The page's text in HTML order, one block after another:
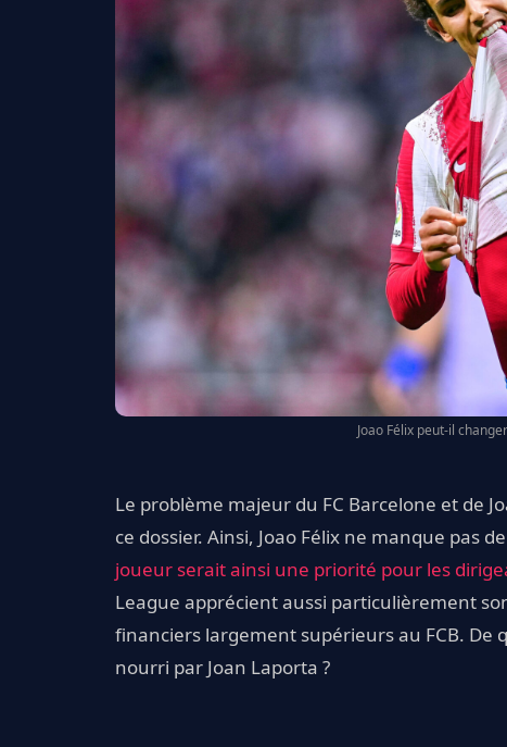
Joao Félix peut-il
Le problème majeur du FC Barcelone et de
ce dossier. Ainsi, Joao Félix ne manque pas
joueur serait ainsi une priorité pour les
League apprécient aussi particulièrement
financiers largement supérieurs au FCB.
nourri par Joan Laporta ?